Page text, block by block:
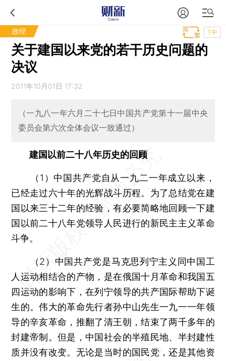
政经 T中
关于建国以来党的若干历史问题的
决议
2011年10月01日 17:32
（一九八一年六月二十七日中国共产党第十一届中央
委员会第六次全体会议一致通过）
建国以前二十八年历史的回顾
（1）中国共产党自从一九二一年成立以来，
已经走过六十年的光辉战斗历程。为了总结党在建
国以来三十二年的经验，有必要简略地回顾一下建
国以前二十八年党领导人民进行的新民主主义革命
斗争。
（2）中国共产党是马克思列宁主义同中国工
人运动相结合的产物，是在俄国十月革命和我国五
四运动的影响下，在列宁领导的共产国际帮助下诞
生的。伟大的革命先行者孙中山先生一九一一年领
导的辛亥革命，推翻了清王朝，结束了两千多年的
封建帝制。但是，中国社会的半殖民地、半封建性
质并没有改变。无论是当时的国民党，还是其他资